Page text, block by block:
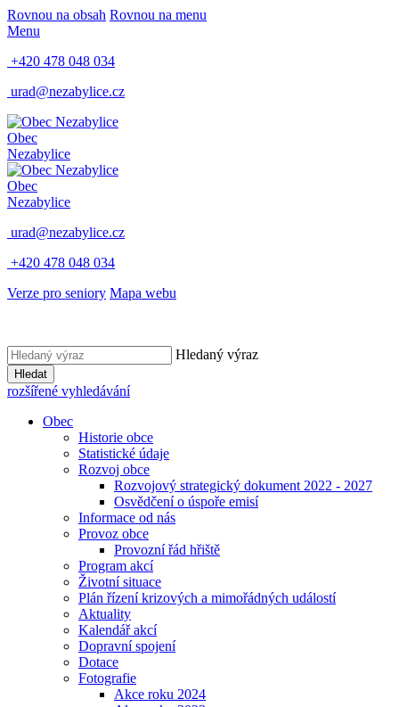
Rovnou na obsah Rovnou na menu
Menu
+420 478 048 034
urad@nezabylice.cz
Obec
Nezabylice
Obec
Nezabylice
urad@nezabylice.cz
+420 478 048 034
Verze pro seniory Mapa webu
Hledaný výraz
Hledat
rozšířené vyhledávání
Obec
Historie obce
Statistické údaje
Rozvoj obce
Rozvojový strategický dokument 2022 - 2027
Osvědčení o úspoře emisí
Informace od nás
Provoz obce
Provozní řád hřiště
Program akcí
Životní situace
Plán řízení krizových a mimořádných událostí
Aktuality
Kalendář akcí
Dopravní spojení
Dotace
Fotografie
Akce roku 2024